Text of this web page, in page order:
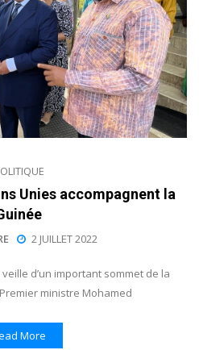
Unies accompagnent la
2 JUILLET 2022
d’un important sommet de la
Premier ministre Mohamed
More